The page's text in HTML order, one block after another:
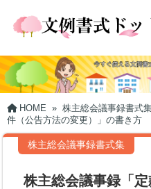
HOME » 株主総会議事録書式
件（公告方法の変更）」の書き方
株主総会議事録書式集
株主総会議事録「